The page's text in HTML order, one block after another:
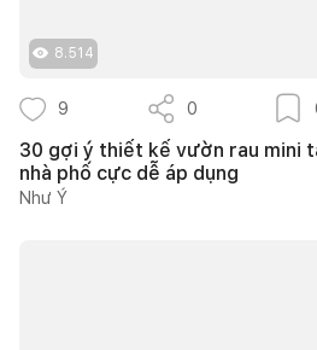
8.514
9 0
30 gợi ý thiết kế vườn rau mini
nhà phố cực dễ áp dụng
Như Ý